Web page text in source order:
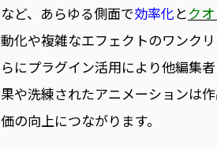
など、あらゆる側面で効率化とク
動化や複雑なエフェクトのワンク
らにプラグイン活用により他編集
果や洗練されたアニメーションは
価の向上につながります。